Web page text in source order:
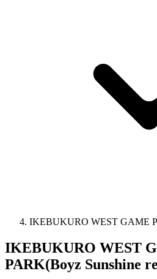
IKEBUKURO WEST GAME
IKEBUKURO WEST
PARK(Boyz Sunshine